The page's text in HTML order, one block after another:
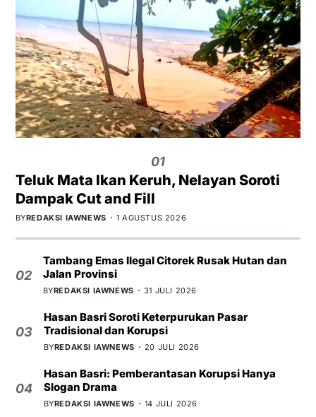
01
Teluk Mata Ikan Keruh, Nelayan Soroti
Dampak Cut and Fill
BYREDAKSI IAWNEWS 1 AGUSTUS 2026
02
Tambang Emas Ilegal Citorek Rusak Hutan dan
Jalan Provinsi
BYREDAKSI IAWNEWS 31 JULI 2026
03
Hasan Basri Soroti Keterpurukan Pasar
Tradisional dan Korupsi
BYREDAKSI IAWNEWS 20 JULI 2026
04
Hasan Basri: Pemberantasan Korupsi Hanya
Slogan Drama
BYREDAKSI IAWNEWS 14 JULI 2026